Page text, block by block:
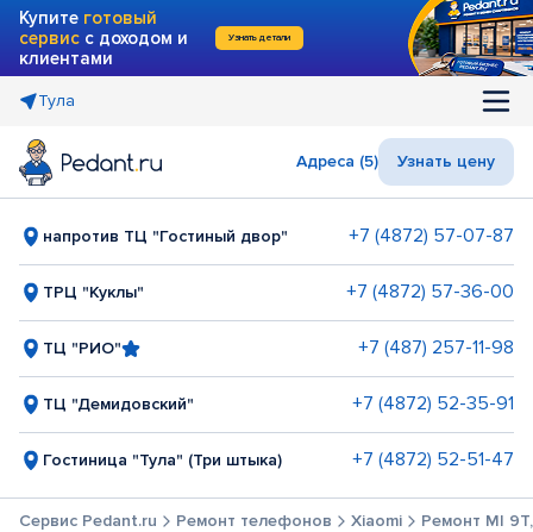
Купите готовый
сервис с доходом и
клиентами
Узнать детали
Тула
Адреса (5) Узнать цену
напротив ТЦ "Гостиный двор" +7 (4872) 57-07-87
ТРЦ "Куклы" +7 (4872) 57-36-00
ТЦ "РИО" +7 (487) 257-11-98
ТЦ "Демидовский" +7 (4872) 52-35-91
Гостиница "Тула" (Три штыка) +7 (4872) 52-51-47
Сервис Pedant.ru Ремонт телефонов Xiaomi Ремонт MI